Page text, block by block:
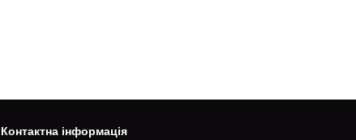
Контактна інформація